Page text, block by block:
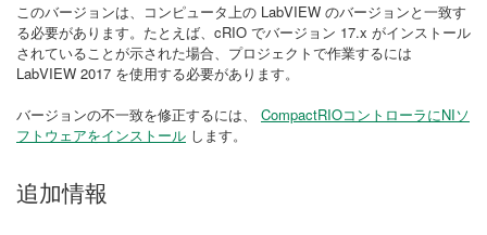
このバージョンは、コンピュータ上の LabVIEW のバージョンと一致す
る必要があります。たとえば、cRIO でバージョン 17.x がインストール
されていることが示された場合、プロジェクトで作業するには
LabVIEW 2017 を使用する必要があります。
バージョンの不一致を修正するには、 CompactRIOコントローラにNIソ
フトウェアをインストール します。
追加情報